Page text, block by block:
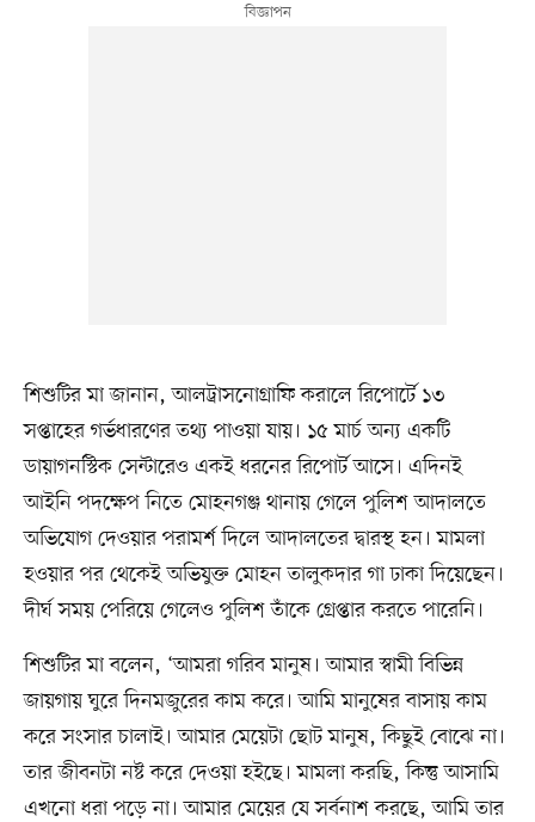
শিশুটির মা জানান, আলট্রাসনোগ্রাফি করালে রিপোর্টে ১৩
সপ্তাহের গর্ভধারণের তথ্য পাওয়া যায়। ১৫ মার্চ অন্য একটি
ডায়াগনস্টিক সেন্টারেও একই ধরনের রিপোর্ট আসে। এদিনই
আইনি পদক্ষেপ নিতে মোহনগঞ্জ থানায় গেলে পুলিশ আদালতে
অভিযোগ দেওয়ার পরামর্শ দিলে আদালতের দ্বারস্থ হন। মামলা
হওয়ার পর থেকেই অভিযুক্ত মোহন তালুকদার গা ঢাকা দিয়েছেন।
দীর্ঘ সময় পেরিয়ে গেলেও পুলিশ তাঁকে গ্রেপ্তার করতে পারেনি।
শিশুটির মা বলেন, ‘আমরা গরিব মানুষ। আমার স্বামী বিভিন্ন
জায়গায় ঘুরে দিনমজুরের কাম করে। আমি মানুষের বাসায় কাম
করে সংসার চালাই। আমার মেয়েটা ছোট মানুষ, কিছুই বোঝে না।
তার জীবনটা নষ্ট করে দেওয়া হইছে। মামলা করছি, কিন্তু আসামি
এখনো ধরা পড়ে না। আমার মেয়ের যে সর্বনাশ করছে, আমি তার